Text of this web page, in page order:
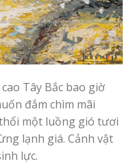
Tây Bắc bao giờ
đắm chìm mãi
một luồng gió tươi
lạnh giá. Cảnh vật
lực.